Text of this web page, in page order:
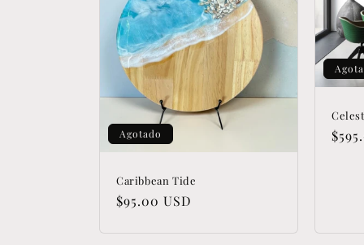
nAgotado
Caribbean Tide
Precio
$95.00 USD